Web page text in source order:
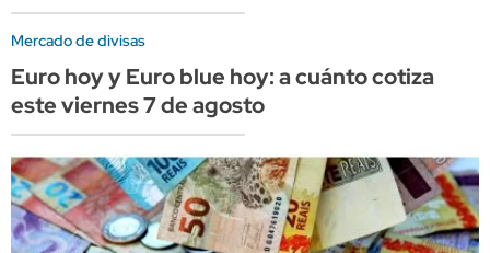
Mercado de divisas
Euro hoy y Euro blue hoy: a cuánto cotiza
este viernes 7 de agosto